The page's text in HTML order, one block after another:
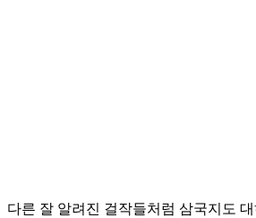
다른 잘 알려진 걸작들처럼 삼국지도